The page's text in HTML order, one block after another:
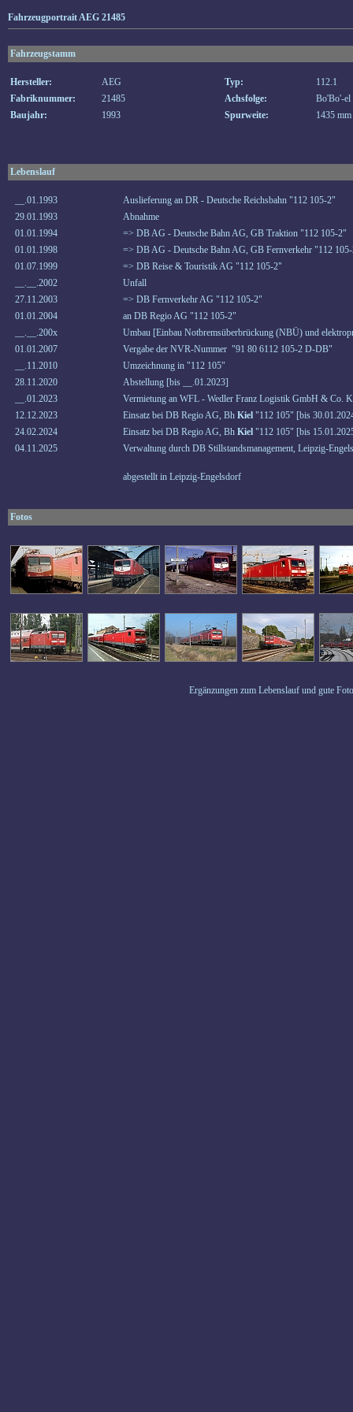
Fahrzeugportrait AEG 21485
Fahrzeugstamm
Hersteller: AEG Typ:
112.1
Fabriknummer:
21485 Achsfolge:
Bo'Bo'-el
Baujahr:
1993 Spurweite: 1435 mm
Lebenslauf
__.01.1993
Auslieferung an DR - Deutsche Reichsbahn "112 105-2"
29.01.1993
Abnahme
01.01.1994
=> DB AG - Deutsche Bahn AG, GB Traktion "112 105-2"
01.01.1998
=> DB AG - Deutsche Bahn AG, GB Fernverkehr "112
01.07.1999
=> DB Reise & Touristik AG "112 105-2"
__.__.2002
Unfall
27.11.2003
=> DB Fernverkehr AG "112 105-2"
01.01.2004
an DB Regio AG "112 105-2"
__.__.200x
Umbau [Einbau Notbremsüberbrückung (NBÜ) und
01.01.2007
Vergabe der NVR-Nummer "91 80 6112 105-2 D-DB"
__.11.2010
Umzeichnung in "112 105"
28.11.2020
Abstellung [bis __.01.2023]
__.01.2023
Vermietung an WFL - Wedler Franz Logistik GmbH & Co.
12.12.2023
Einsatz bei DB Regio AG, Bh Kiel "112 105" [bis
24.02.2024
Einsatz bei DB Regio AG, Bh Kiel "112 105" [bis
04.11.2025
Verwaltung durch DB Stillstandsmanagement, Leipzig-
abgestellt in Leipzig-Engelsdorf
Fotos
Ergänzungen zum Lebenslauf und gute